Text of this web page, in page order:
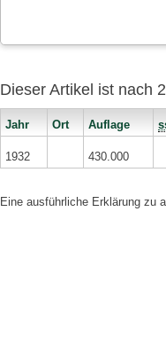
Dieser Artikel ist nach
Jahr Ort Auflage
1932 430.000
Eine ausführliche Erklärung zu